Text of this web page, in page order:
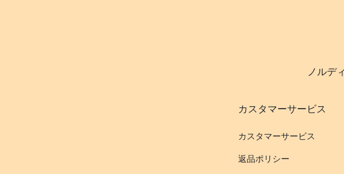
ノルデ
カスタマーサービス
カスタマーサービス
返品ポリシー